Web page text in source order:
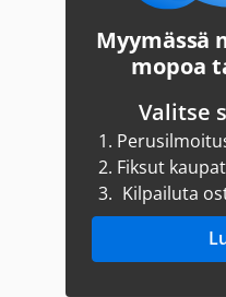
Myymässä
mopoa
Valitse
1.
2. Fiksut
3. Kilpailuta